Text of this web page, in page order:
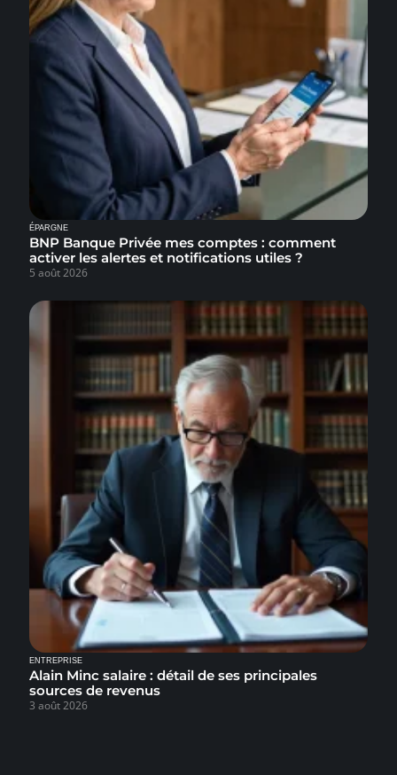
ÉPARGNE
BNP Banque Privée mes comptes : comment
activer les alertes et notifications utiles ?
5 août 2026
ENTREPRISE
Alain Minc salaire : détail de ses principales
sources de revenus
3 août 2026